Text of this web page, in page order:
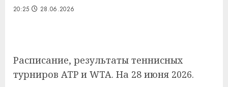
20:25 28.06.2026
Расписание, результаты теннисных
турниров ATP и WTA. На 28 июня 2026.